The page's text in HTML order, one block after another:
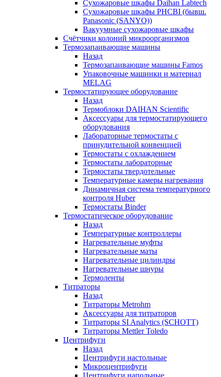
Сухожаровые шкафы Daihan Labtech
Сухожаровые шкафы PHCBI (бывш.
Panasonic (SANYO))
Вакуумные сухожаровые шкафы
Счётчики колоний микроорганизмов
Термозапаивающие машины
Назад
Термозапаивающие машины Famos
Упаковочные машинки и материал
MELAG
Термостатирующее оборудование
Назад
Термоблоки DAIHAN Scientific
Аксессуары для термостатирующего
оборудования
Лабораторные термостаты с
принудительной конвенцией
Термостаты с охлаждением
Термостаты лабораторные
Термостаты твердотельные
Температурные камеры нагревания
Динамичная система температурного
контроля Huber
Термостаты Binder
Термостатическое оборудование
Назад
Температурные контроллеры
Нагревательные муфты
Нагревательные маты
Нагревательные цилиндры
Нагревательные шнуры
Термоленты
Титраторы
Назад
Титраторы Metrohm
Аксессуары для титраторов
Титраторы SI Analytics (SCHOTT)
Титраторы Mettler Toledo
Центрифуги
Назад
Центрифуги настольные
Микроцентрифуги
Центрифуги напольные